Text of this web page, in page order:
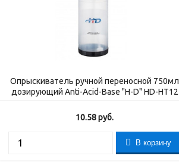
Опрыскиватель ручной переносной 750мл
дозирующий Anti-Acid-Base "H-D" HD-HT12
10.58руб.
В корзину